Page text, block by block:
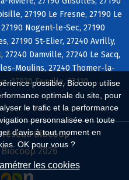
possible, Biocoop utilise
optimale du site, pour
le trafic et la performance
personnalisée en toute
d'avis à tout moment en
OK pour vous ?
les cookies
27190 Le Fresne, 27190 Le
Nogent-le-Sec, 27190
27190 St-Elier, 27240 Avrilly,
Damville, 27240 Le Sacq,
Moulins, 27240 Thomer-la-
27930 Fauville, 27120
réseau Biocoop
2026